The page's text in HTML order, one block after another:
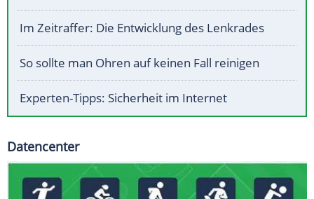
Im Zeitraffer: Die Entwicklung des Lenkrades
So sollte man Ohren auf keinen Fall reinigen
Experten-Tipps: Sicherheit im Internet
Datencenter